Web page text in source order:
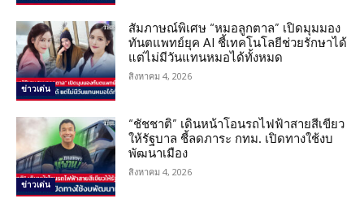
ข่าวเด่น
สัมภาษณ์พิเศษ “หมอลูกตาล” เปิดมุมมอง
ทันตแพทย์ยุค AI ชี้เทคโนโลยีช่วยรักษาได้
แต่ไม่มีวันแทนหมอได้ทั้งหมด
สิงหาคม 4, 2026
ข่าวเด่น
“ชัชชาติ” เดินหน้าโอนรถไฟฟ้าสายสีเขียว
ให้รัฐบาล ชี้ลดภาระ กทม. เปิดทางใช้งบ
พัฒนาเมือง
สิงหาคม 4, 2026